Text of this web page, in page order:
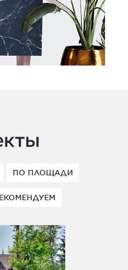
ПО ПЛОЩАДИ